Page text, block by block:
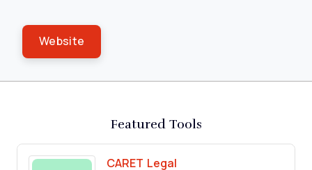
Website
Featured Tools
CARET Legal